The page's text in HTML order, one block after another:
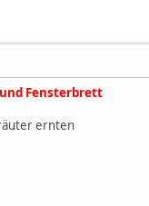
Fensterbrett
ernten